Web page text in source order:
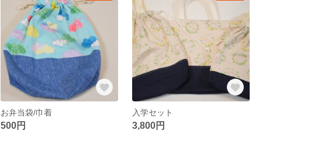
お弁当袋/巾着
500円
入学セット
3,800円